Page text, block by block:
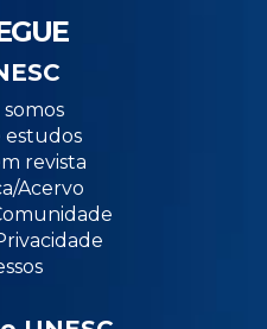
estudos
revista
Acervo